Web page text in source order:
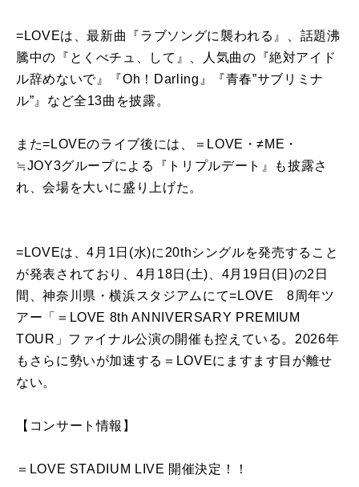
=LOVEは、最新曲『ラブソングに襲われる』、話題沸
騰中の『とくべチュ、して』、人気曲の『絶対アイド
ル辞めないで』『Oh！Darling』『青春”サブリミナ
ル”』など全13曲を披露。
また=LOVEのライブ後には、＝LOVE・≠ME・
≒JOY3グループによる『トリプルデート』も披露さ
れ、会場を大いに盛り上げた。
=LOVEは、4月1日(水)に20thシングルを発売すること
が発表されており、4月18日(土)、4月19日(日)の2日
間、神奈川県・横浜スタジアムにて=LOVE 8周年ツ
アー「＝LOVE 8th ANNIVERSARY PREMIUM
TOUR」ファイナル公演の開催も控えている。2026年
もさらに勢いが加速する＝LOVEにますます目が離せ
ない。
【コンサート情報】
＝LOVE STADIUM LIVE 開催決定！！